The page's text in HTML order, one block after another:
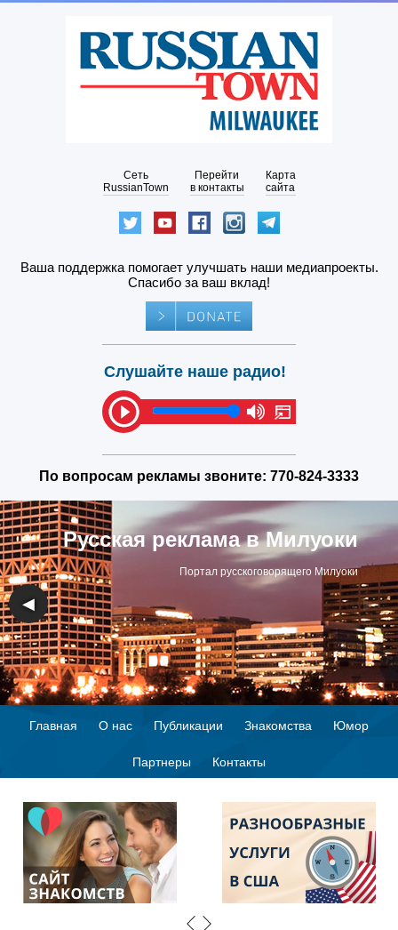
Сеть
RussianTown
Перейти
в контакты
Карта
сайта
Ваша поддержка помогает улучшать наши медиапроекты.
Спасибо за ваш вклад!
Слушайте наше радио!
По вопросам рекламы звоните: 770-824-3333
Русская реклама в Милуоки
Портал русскоговорящего Милуоки
◀ ▶
Главная О нас Публикации Знакомства Юмор
Партнеры Контакты